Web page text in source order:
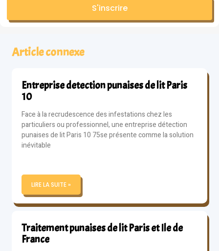
S'inscrire
Article connexe
Entreprise detection punaises de lit Paris
10
Face à la recrudescence des infestations chez les
particuliers ou professionnel, une entreprise détection
punaises de lit Paris 10 75se présente comme la solution
inévitable
LIRE LA SUITE »
Traitement punaises de lit Paris et Ile de
France